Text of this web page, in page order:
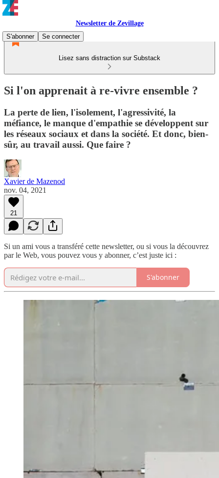
Newsletter de Zevillage
S'abonner
Se connecter
Lisez sans distraction sur Substack
Si l'on apprenait à re-vivre ensemble ?
La perte de lien, l'isolement, l'agressivité, la
méfiance, le manque d'empathie se développent sur
les réseaux sociaux et dans la société. Et donc, bien-
sûr, au travail aussi. Que faire ?
Xavier de Mazenod
nov. 04, 2021
21
Si un ami vous a transféré cette newsletter, ou si vous la découvrez
par le Web, vous pouvez vous y abonner, c’est juste ici :
S'abonner